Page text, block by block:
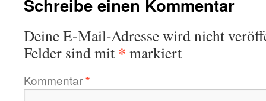
Schreibe einen Kommentar
Deine E-Mail-Adresse wird nicht
Felder sind mit * markiert
Kommentar*